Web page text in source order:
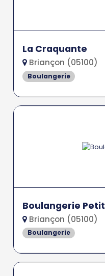
La Craquante
Briançon (05100)
Boulangerie
Boulangerie Petit
Briançon (05100)
Boulangerie